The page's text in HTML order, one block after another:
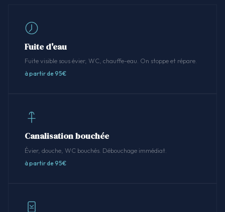
Fuite d'eau
Fuite visible sous évier, WC, chauffe-eau. On stoppe et répare.
à partir de 95€
Canalisation bouchée
Évier, douche, WC bouchés. Débouchage immédiat.
à partir de 95€